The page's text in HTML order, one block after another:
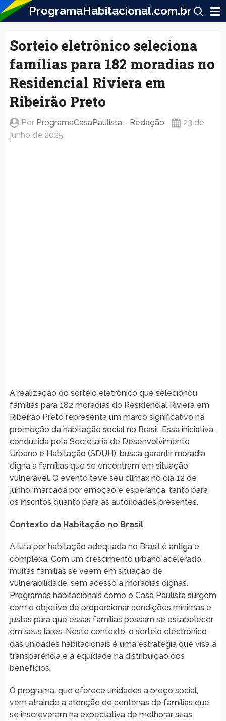
ProgramaHabitacional.com.br
Sorteio eletrônico seleciona
famílias para 182 moradias no
Residencial Riviera em
Ribeirão Preto
Por ProgramaCasaPaulista - Redação
23 de
junho de 2025
A realização do sorteio eletrônico que selecionou
famílias para 182 moradias do Residencial Riviera em
Ribeirão Preto representa um marco significativo na
promoção da habitação social no Brasil. Essa iniciativa,
conduzida pela Secretaria de Desenvolvimento
Urbano e Habitação (SDUH), busca garantir moradia
digna a famílias que se encontram em situação
vulnerável. O evento teve seu clímax no dia 12 de
junho, marcada por emoção e esperança, tanto para
os inscritos quanto para as autoridades presentes.
Contexto da Habitação no Brasil
A luta por habitação adequada no Brasil é antiga e
complexa. Com um crescimento urbano acelerado,
muitas famílias se veem em situação de
vulnerabilidade, sem acesso a moradias dignas.
Programas habitacionais como o Casa Paulista surgem
com o objetivo de proporcionar condições mínimas e
justas para que essas famílias possam se estabelecer
em seus lares. Neste contexto, o sorteio electrónico
das unidades habitacionais é uma estratégia que visa a
transparência e a equidade na distribuição dos
benefícios.
O programa, que oferece unidades a preço social,
vem atraindo a atenção de centenas de famílias que
se inscreveram na expectativa de melhorar suas